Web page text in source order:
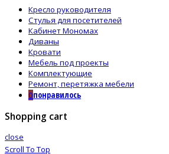
Кресло руководителя
Стулья для посетителей
Кабинет Мономах
Диваны
Кровати
Мебель под проекты
Комплектующие
Ремонт, перетяжка мебели
0понравилось
Shopping cart
close
Scroll To Top